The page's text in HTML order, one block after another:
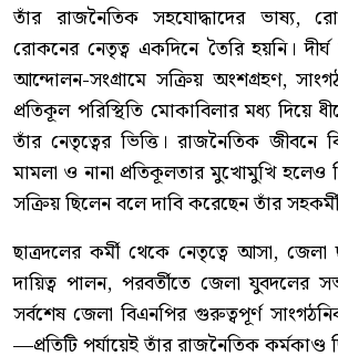
তাঁর রাজনৈতিক সহযোদ্ধাদের ভাষ্য,
রোকনের নেতৃত্ব একদিনে তৈরি হয়নি।
আন্দোলন-সংগ্রামে সক্রিয় অংশগ্রহণ,
প্রতিকূল পরিস্থিতি মোকাবিলার মধ্য দিয়ে
তাঁর নেতৃত্বের ভিত্তি। রাজনৈতিক জীবনে
মামলা ও নানা প্রতিকূলতার মুখোমুখি হলেও
সক্রিয় ছিলেন বলে দাবি করেছেন তাঁর
ছাত্রদলের কর্মী থেকে নেতৃত্বে আসা, জেলা
দায়িত্ব পালন, পরবর্তীতে জেলা যুবদলের
সর্বশেষ জেলা বিএনপির গুরুত্বপূর্ণ
—প্রতিটি পর্যায়েই তাঁর রাজনৈতিক